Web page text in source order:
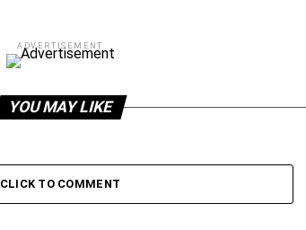
ADVERTISEMENT
YOU MAY LIKE
CLICK TO COMMENT